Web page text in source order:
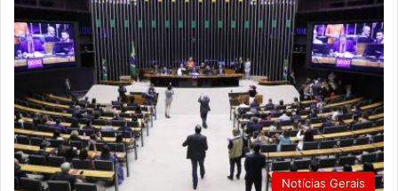
Notícias Gerais